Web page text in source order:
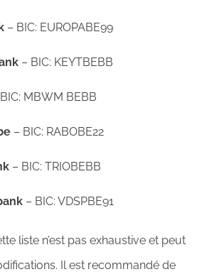
– BIC: EUROPABE99
– BIC: KEYTBEBB
MBWM BEBB
– BIC: RABOBE22
– BIC: TRIOBEBB
– BIC: VDSPBE91
liste n’est pas exhaustive et peut
Il est recommandé de